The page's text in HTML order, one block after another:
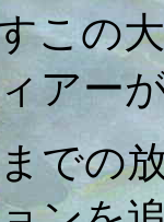
この
アー
での